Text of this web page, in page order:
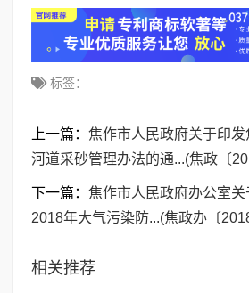
标签：
上一篇： 焦作市人民政府关于印
河道采砂管理办法的通...(焦政〔
下一篇： 焦作市人民政府办公室
2018年大气污染防...(焦政办〔
相关推荐